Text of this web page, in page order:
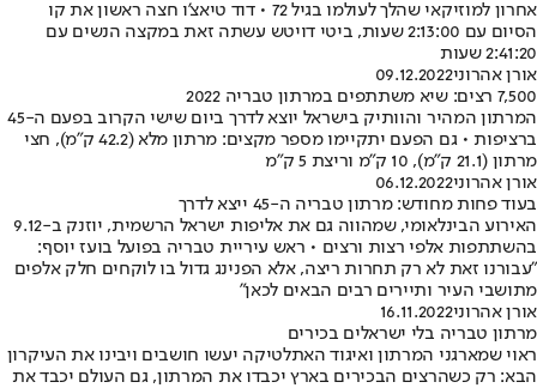
אחרון למוזיקאי שהלך לעולמו בגיל 72 • דוד טיאצ'ו חצה ראשון את קו
הסיום עם 2:13:00 שעות, ביטי דויטש עשתה זאת במקצה הנשים עם
2:41:20 שעות
אורן אהרוני09.12.2022
7,500 רצים: שיא משתתפים במרתון טבריה 2022
המרתון המהיר והוותיק בישראל יוצא לדרך ביום שישי הקרוב בפעם ה-45
ברציפות • גם הפעם יתקיימו מספר מקצים: מרתון מלא (42.2 ק"מ), חצי
מרתון (21.1 ק"מ), 10 ק"מ וריצת 5 ק"מ
אורן אהרוני06.12.2022
בעוד פחות מחודש: מרתון טבריה ה-45 ייצא לדרך
האירוע הבינלאומי, שמהווה גם את אליפות ישראל הרשמית, יוזנק ב-9.12
בהשתתפות אלפי רצות ורצים • ראש עיריית טבריה בפועל בועז יוסף:
"עבורנו זאת לא רק תחרות ריצה, אלא הפנינג גדול בו לוקחים חלק אלפים
מתושבי העיר ותיירים רבים הבאים לכאן"
אורן אהרוני16.11.2022
מרתון טבריה בלי ישראלים בכירים
ראוי שמארגני המרתון ואיגוד האתלטיקה יעשו חושבים ויבינו את העיקרון
הבא: רק כשהרצים הבכירים בארץ יכבדו את המרתון, גם העולם יכבד את